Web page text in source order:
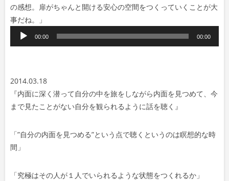
の感想。扉がちゃんと開ける安心の空間をつくっていくことが大
事だね。」
声
ー
ヤ
ー
00:00 00:00
2014.03.18
『内面に深く潜って自分の中を旅をしながら内面を見つめて、今
まで見たことがない自分を観られるように話を聴く 』
「”自分の内面を見つめる”という点で聴くというのは瞑想的な時
間 」
「究極はその人が１人でいられるような状態をつくれるか」